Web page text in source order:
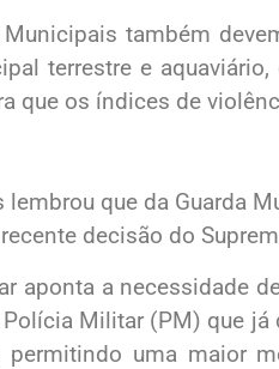
Municipais também
terrestre e
que os índices de
que da Guarda
decisão do
aponta a necessidade
Militar (PM) que
permitindo uma maior